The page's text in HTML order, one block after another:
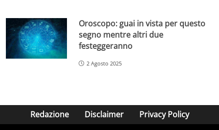
Oroscopo: guai in vista per questo
segno mentre altri due
festeggeranno
2 Agosto 2025
Redazione Disclaimer Privacy Policy